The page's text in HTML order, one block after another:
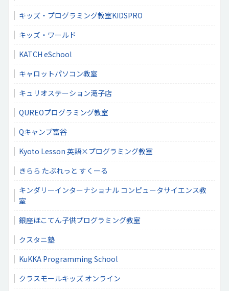
キッズ・プログラミング教室KIDSPRO
キッズ・ワールド
KATCH eSchool
キャロットパソコン教室
キュリオステーション滝子店
QUREOプログラミング教室
Qキャンプ富谷
Kyoto Lesson 英語×プログラミング教室
きらら たぶれっと すくーる
キンダリーインターナショナル コンピュータサイエンス教
室
銀座ほこてん子供プログラミング教室
クスタニ塾
KuKKA Programming School
クラスモールキッズ オンライン